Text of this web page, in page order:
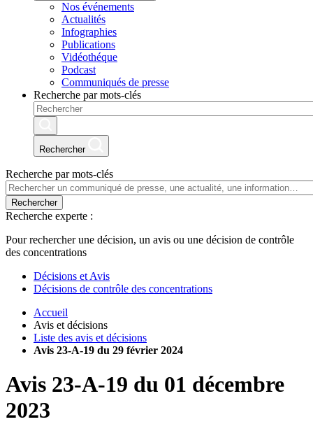
Nos événements
Actualités
Infographies
Publications
Vidéothéque
Podcast
Communiqués de presse
Recherche par mots-clés
Rechercher
Recherche par mots-clés
Rechercher
Recherche experte :
Pour rechercher une décision, un avis ou une décision de contrôle
des concentrations
Décisions et Avis
Décisions de contrôle des concentrations
Accueil
Avis et décisions
Liste des avis et décisions
Avis 23-A-19 du 29 février 2024
Avis 23-A-19 du 01 décembre
2023